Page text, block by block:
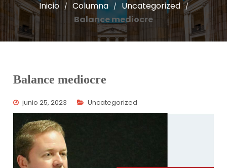
Inicio / Columna / Uncategorized /
Balance mediocre
Balance mediocre
junio 25, 2023 Uncategorized